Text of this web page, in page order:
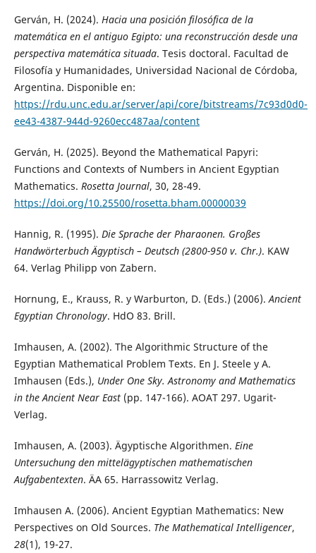
Gerván, H. (2024). Hacia una posición filosófica de la
matemática en el antiguo Egipto: una reconstrucción desde una
perspectiva matemática situada. Tesis doctoral. Facultad de
Filosofía y Humanidades, Universidad Nacional de Córdoba,
Argentina. Disponible en:
https://rdu.unc.edu.ar/server/api/core/bitstreams/7c93d0d0-
ee43-4387-944d-9260ecc487aa/content
Gerván, H. (2025). Beyond the Mathematical Papyri:
Functions and Contexts of Numbers in Ancient Egyptian
Mathematics. Rosetta Journal, 30, 28-49.
https://doi.org/10.25500/rosetta.bham.00000039
Hannig, R. (1995). Die Sprache der Pharaonen. Großes
Handwörterbuch Ägyptisch – Deutsch (2800-950 v. Chr.). KAW
64. Verlag Philipp von Zabern.
Hornung, E., Krauss, R. y Warburton, D. (Eds.) (2006). Ancient
Egyptian Chronology. HdO 83. Brill.
Imhausen, A. (2002). The Algorithmic Structure of the
Egyptian Mathematical Problem Texts. En J. Steele y A.
Imhausen (Eds.), Under One Sky. Astronomy and Mathematics
in the Ancient Near East(pp. 147-166). AOAT 297. Ugarit-
Verlag.
Imhausen, A. (2003). Ägyptische Algorithmen. Eine
Untersuchung den mittelägyptischen mathematischen
Aufgabentexten. ÄA 65. Harrassowitz Verlag.
Imhausen A. (2006). Ancient Egyptian Mathematics: New
Perspectives on Old Sources. The Mathematical Intelligencer,
28(1), 19-27.